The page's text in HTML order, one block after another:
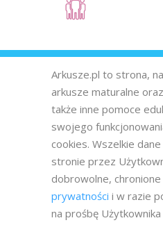
Arkusze.pl to strona,
arkusze maturalne
także inne pomoce
swojego
cookies. Wszelkie
stronie przez
dobrowolne, chronione
prywatności i w razie
na prośbę